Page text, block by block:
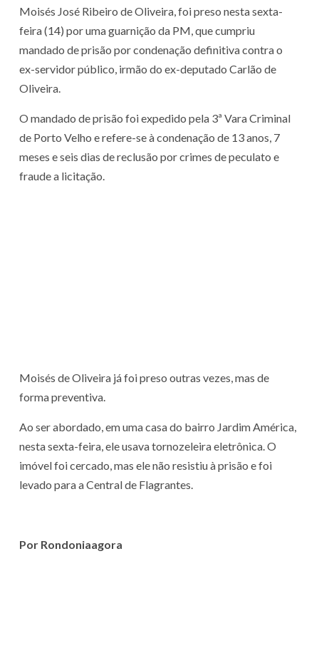
Moisés José Ribeiro de Oliveira, foi preso nesta sexta-
feira (14) por uma guarnição da PM, que cumpriu
mandado de prisão por condenação definitiva contra o
ex-servidor público, irmão do ex-deputado Carlão de
Oliveira.
O mandado de prisão foi expedido pela 3ª Vara Criminal
de Porto Velho e refere-se à condenação de 13 anos, 7
meses e seis dias de reclusão por crimes de peculato e
fraude a licitação.
Moisés de Oliveira já foi preso outras vezes, mas de
forma preventiva.
Ao ser abordado, em uma casa do bairro Jardim América,
nesta sexta-feira, ele usava tornozeleira eletrônica. O
imóvel foi cercado, mas ele não resistiu à prisão e foi
levado para a Central de Flagrantes.
Por Rondoniaagora